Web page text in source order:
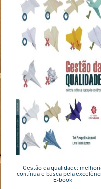
Gestão da qualidade:
contínua e busca pela
E-book